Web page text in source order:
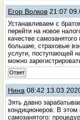
Егор Волков 21:07
Устанавливаем с
перейти на новое
качестве
большие, страховые
услуги, поступающей
можно
Ответ
Нина 08:42
Зять давно
кондиционеров. В этом
самозанятого: